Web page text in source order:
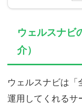
ウェルスナビ
介）
ウェルスナビは「
運用してくれるサ